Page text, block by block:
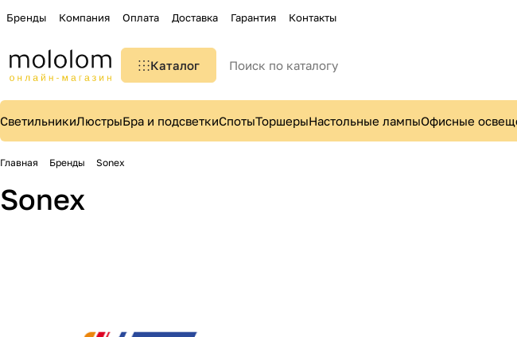
Бренды Компания Оплата Доставка Гарантия Контакты
Каталог
СветильникиЛюстрыБра и подсветкиСпотыТоршерыНастольные лампыОфисные
Главная Бренды Sonex
Sonex